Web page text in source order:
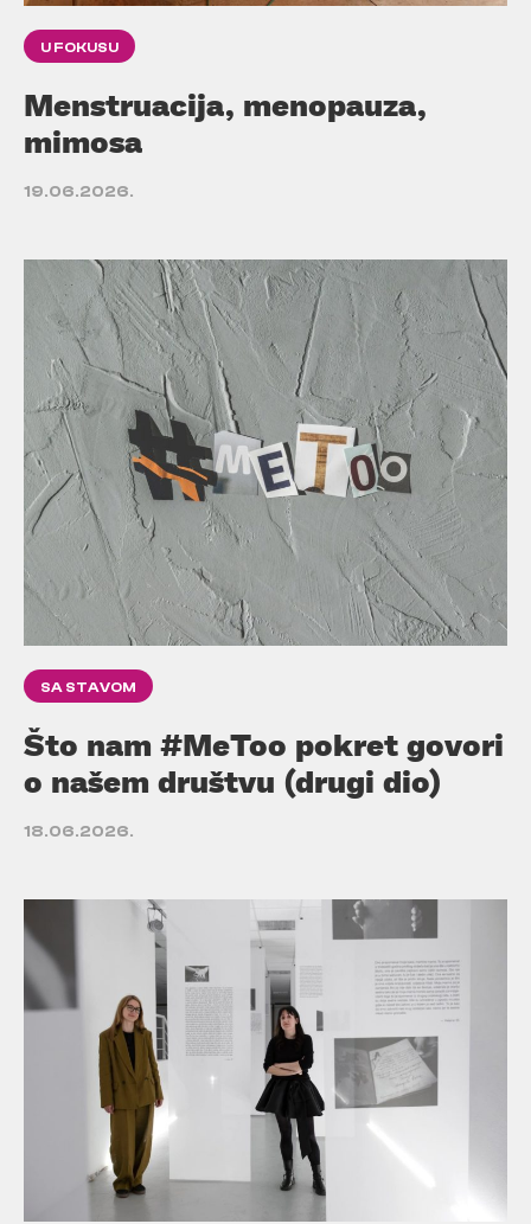
U FOKUSU
Menstruacija, menopauza,
mimosa
19.06.2026.
SA STAVOM
Što nam #MeToo pokret govori
o našem društvu (drugi dio)
18.06.2026.